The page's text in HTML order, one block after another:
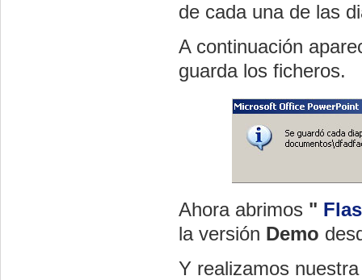
de cada una de las
A continuación
guarda los ficheros.
Ahora abrimos "
la versión Demo
Y realizamos